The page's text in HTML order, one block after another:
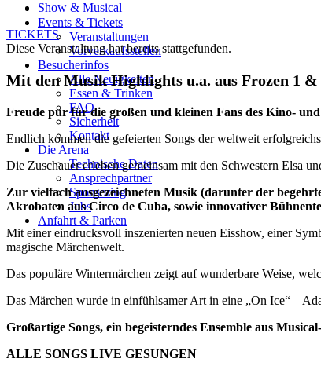
Events & Tickets
Veranstaltungen
Vorverkaufsstellen
Besucherinfos
Alle Neuigkeiten
Essen & Trinken
FAQ
Sicherheit
Kontakt
Die Arena
Technische Daten
Ansprechpartner
Sponsoring
Jobs
Anfahrt & Parken
Show & Musical
TICKETS
Diese Veranstaltung hat bereits stattgefunden.
Mit den Musik Highlights u.a. aus Frozen 1 &
Freude pur für die großen und kleinen Fans des Kino-
Endlich kommen die gefeierten Songs der weltweit
Die Zuschauer erleben gemeinsam mit den Schwestern Elsa
Zur vielfach ausgezeichneten Musik (darunter der
Akrobaten aus Circo de Cuba, sowie innovativer
Mit einer eindrucksvoll inszenierten neuen Eisshow, einer
magische Märchenwelt.
Das populäre Wintermärchen zeigt auf wunderbare Weise,
Das Märchen wurde in einfühlsamer Art in eine „On Ice“ –
Großartige Songs, ein begeisterndes Ensemble aus
ALLE SONGS LIVE GESUNGEN